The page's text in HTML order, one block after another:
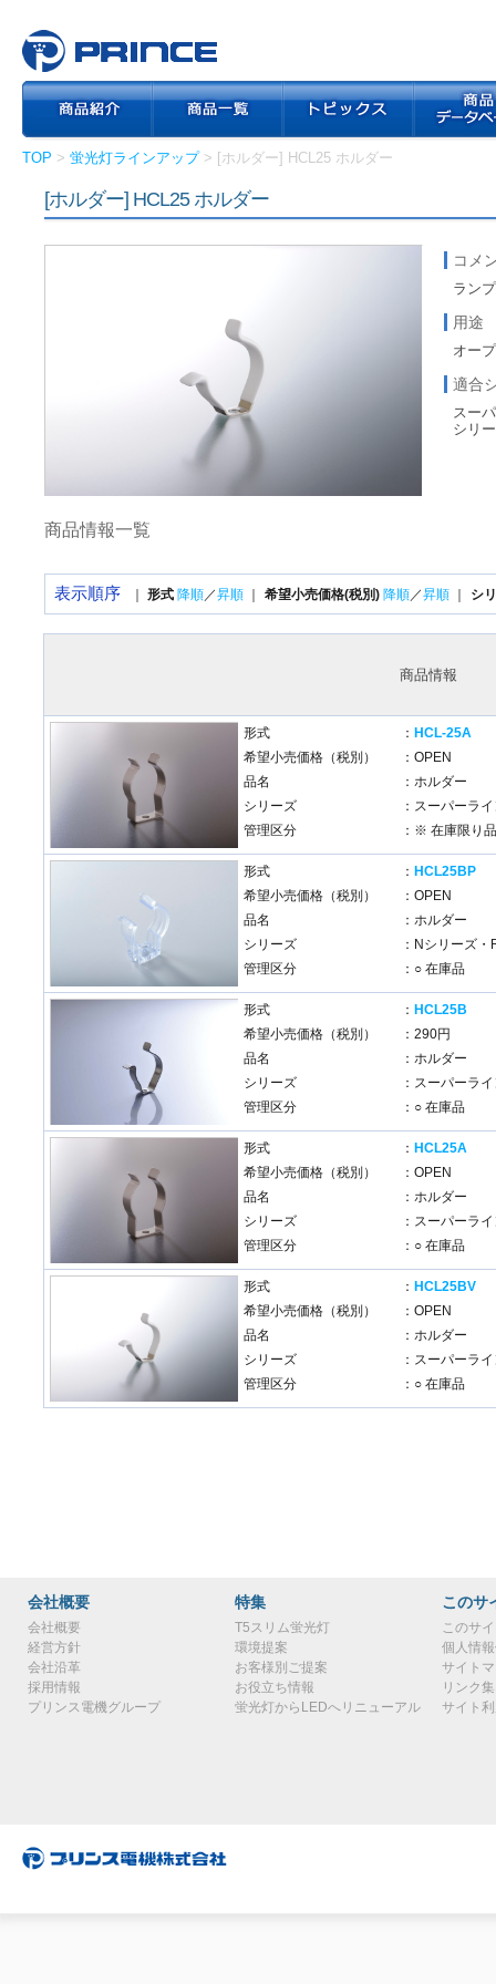
TOP > 蛍光灯ラインアップ> [ホルダー] HCL25 ホルダー
[ホルダー] HCL25 ホルダー
コメ
ラン
用途
オー
適合
スー
シリ
商品情報一覧
表示順序 形式 降順／昇順 希望小売価格(税別) 降順／昇順 シ
商品情報
形式 ： HCL-25A
希望小売価格（税別）
：OPEN
品名
：ホルダー
シリーズ
：スーパーラ
管理区分
：※ 在庫限り品
形式 ： HCL25BP
希望小売価格（税別）
：OPEN
品名
：ホルダー
シリーズ
：Nシリーズ・
管理区分
：○ 在庫品
形式 ： HCL25B
希望小売価格（税別）
：290円
品名
：ホルダー
シリーズ
：スーパーラ
管理区分
：○ 在庫品
形式 ： HCL25A
希望小売価格（税別）
：OPEN
品名
：ホルダー
シリーズ
：スーパーラ
管理区分
：○ 在庫品
形式 ： HCL25BV
希望小売価格（税別）
：OPEN
品名
：ホルダー
シリーズ
：スーパーラ
管理区分
：○ 在庫品
会社概要
会社概要
経営方針
会社沿革
採用情報
プリンス電機グループ
特集
T5スリム蛍光灯
環境提案
お客様別ご提案
お役立ち情報
蛍光灯からLEDへリニューアル
このサ
このサ
個人情
サイト
リンク集
サイト